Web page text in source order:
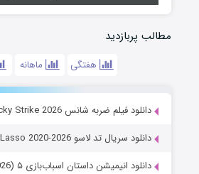
مطالب پربازدید
هفتگی ماهانه
دانلود فیلم ضربه شانس Lucky Strike 2026
دانلود سریال تد لاسو Ted Lasso 2020-2026
دانلود انیمیشن داستان اسباب‌بازی ۵ Toy Story 5 (2026)